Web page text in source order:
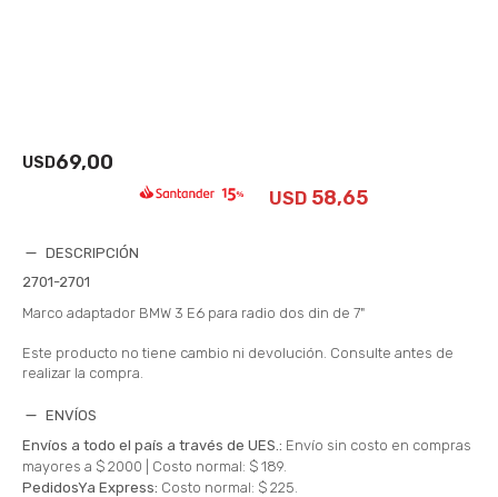
USD69,00
USD 58,65
DESCRIPCIÓN
2701-2701
Marco adaptador BMW 3 E6 para radio dos din de 7"
Este producto no tiene cambio ni devolución. Consulte antes de
realizar la compra.
ENVÍOS
Envíos a todo el país a través de UES.: Envío sin costo en compras
mayores a $ 2000 | Costo normal: $ 189.
PedidosYa Express: Costo normal: $ 225.